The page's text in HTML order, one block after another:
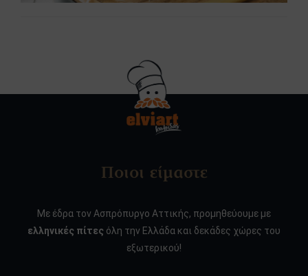
Ποιοι είμαστε
Με έδρα τον Ασπρόπυργο Αττικής, προμηθεύουμε με
ελληνικές πίτες όλη την Ελλάδα και δεκάδες χώρες του
εξωτερικού!